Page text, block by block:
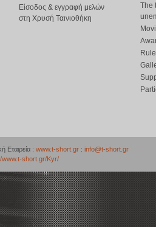
Είσοδος & εγγραφή μελών
στη Χρυσή Ταινιοθήκη
The
Εταιρεία : www.t-short.gr : info@t-short.gr
www.t-short.gr/Kyr/